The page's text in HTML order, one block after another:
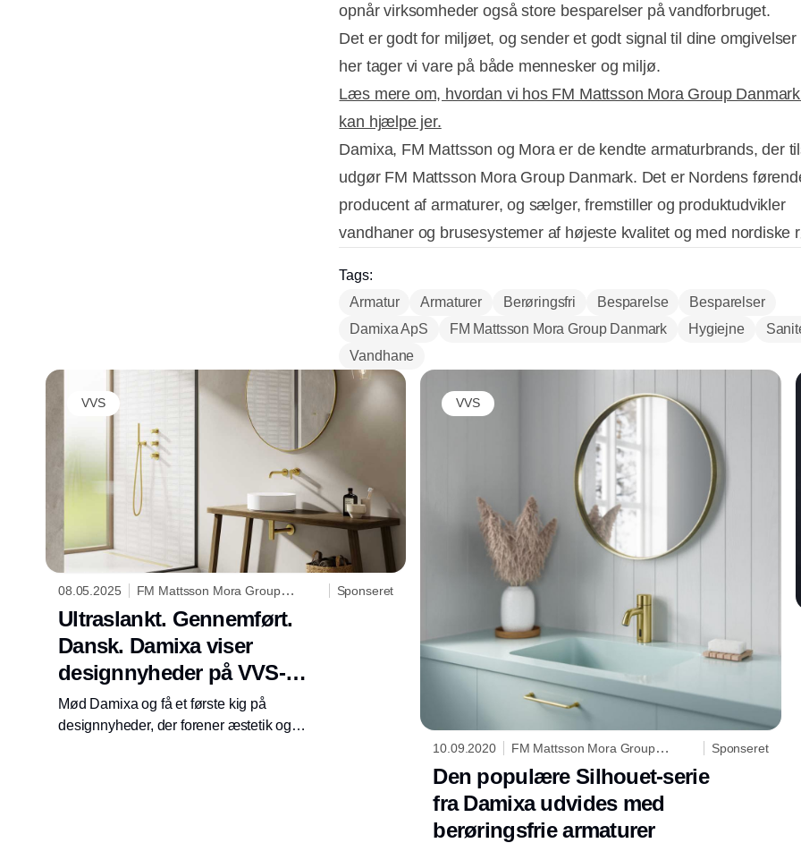
opnår virksomheder også store besparelser på vandforbruget.
Det er godt for miljøet, og sender et godt signal til dine omgivelser
her tager vi vare på både mennesker og miljø.
Læs mere om, hvordan vi hos FM Mattsson Mora Group
kan hjælpe jer.
Damixa, FM Mattsson og Mora er de kendte armaturbrands, der
udgør FM Mattsson Mora Group Danmark. Det er Nordens
producent af armaturer, og sælger, fremstiller og produktudvikler
vandhaner og brusesystemer af højeste kvalitet og med nordiske
Tags:
Armatur
Armaturer Berøringsfri Besparelse
Besparelser
Damixa ApS
FM Mattsson Mora Group Danmark Hygiejne
Vandhane
VVS
08.05.2025
FM Mattsson Mora Group
Sponseret
Ultraslankt. Gennemført.
Dansk. Damixa viser
designnyheder på VVS-
messen 2025
Mød Damixa og få et første kig på
designnyheder, der forener æstetik og
VVS
10.09.2020
FM Mattsson Mora Group
Sponseret
Den populære Silhouet-serie
fra Damixa udvides med
berøringsfrie armaturer